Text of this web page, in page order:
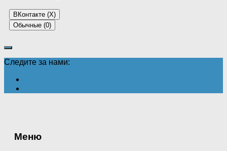
ВКонтакте (X)
Обычные (0)
Добавить комментарий
Следите за нами:
Меню